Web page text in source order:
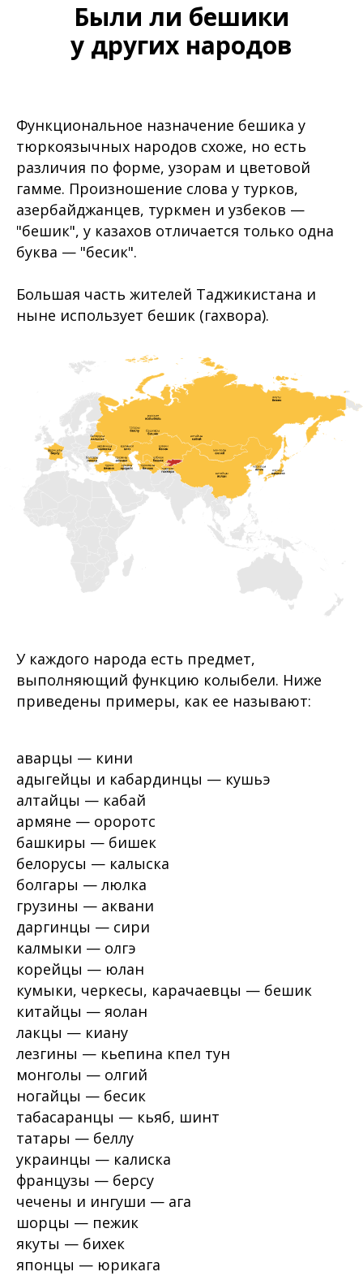
Были ли бешики
у других народов
Функциональное назначение бешика у
тюркоязычных народов схоже, но есть
различия по форме, узорам и цветовой
гамме. Произношение слова у турков,
азербайджанцев, туркмен и узбеков —
"бешик", у казахов отличается только одна
буква — "бесик".
Большая часть жителей Таджикистана и
ныне использует бешик (гахвора).
У каждого народа есть предмет,
выполняющий функцию колыбели. Ниже
приведены примеры, как ее называют:
аварцы — кини
адыгейцы и кабардинцы — кушьэ
алтайцы — кабай
армяне — ороротс
башкиры — бишек
белорусы — калыска
болгары — люлка
грузины — аквани
даргинцы — сири
калмыки — олгэ
корейцы — юлан
кумыки, черкесы, карачаевцы — бешик
китайцы — яолан
лакцы — киану
лезгины — кьепина кпел тун
монголы — олгий
ногайцы — бесик
табасаранцы — кьяб, шинт
татары — беллу
украинцы — калиска
французы — берсу
чечены и ингуши — ага
шорцы — пежик
якуты — бихек
японцы — юрикага